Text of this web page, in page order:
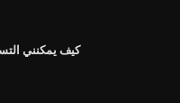
كيف يمكنني